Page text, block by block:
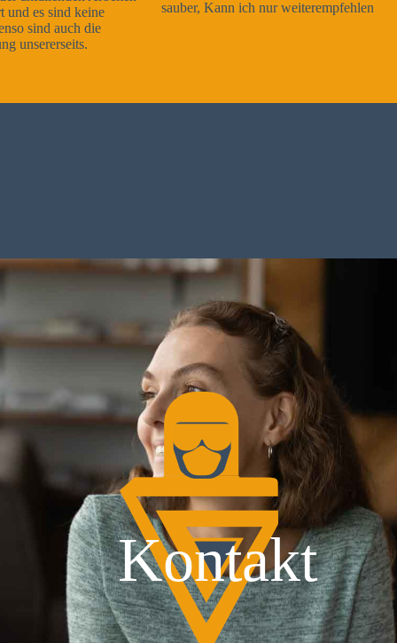
sauber, Kann ich nur weiterempfehlen
Kontakt